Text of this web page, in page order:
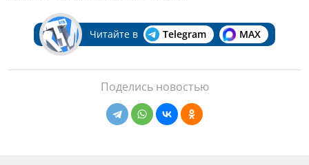
Читайте в Telegram MAX
Поделись новостью